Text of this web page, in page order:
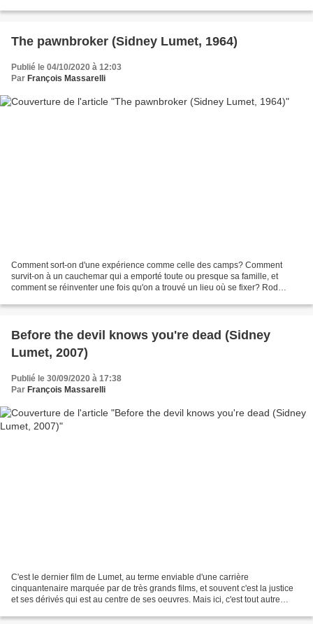
The pawnbroker (Sidney Lumet, 1964)
Publié le 04/10/2020 à 12:03
Par François Massarelli
Comment sort-on d'une expérience comme celle des camps? Comment
survit-on à un cauchemar qui a emporté toute ou presque sa famille, et
comment se réinventer une fois qu'on a trouvé un lieu où se fixer? Rod
Before the devil knows you're dead (Sidney
Lumet, 2007)
Publié le 30/09/2020 à 17:38
Par François Massarelli
C'est le dernier film de Lumet, au terme enviable d'une carrière
cinquantenaire marquée par de très grands films, et souvent c'est la justice
et ses dérivés qui est au centre de ses oeuvres. Mais ici, c'est tout autre